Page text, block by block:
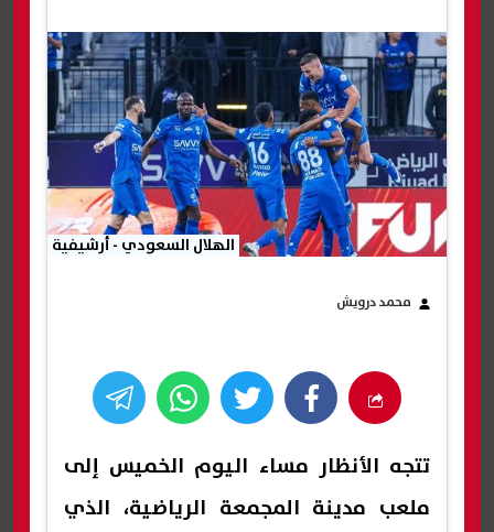
الهلال السعودي - أرشيفية
محمد درويش
تتجه الأنظار مساء اليوم الخميس إلى
ملعب مدينة المجمعة الرياضية، الذي